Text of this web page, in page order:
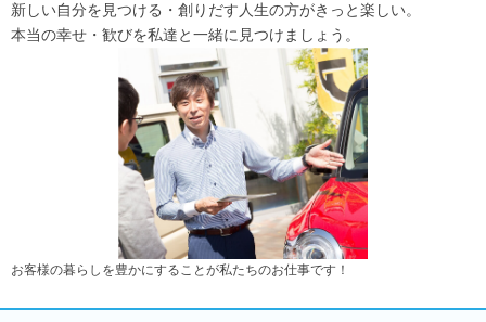
新しい自分を見つける・創りだす人生の方がきっと楽しい。
本当の幸せ・歓びを私達と一緒に見つけましょう。
お客様の暮らしを豊かにすることが私たちのお仕事です！